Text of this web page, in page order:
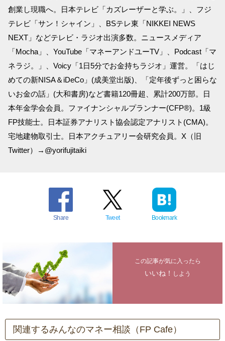
創業し現職へ。日本テレビ「カズレーザーと学ぶ。」、フジ
テレビ「サン！シャイン」、BSテレ東「NIKKEI NEWS
NEXT」などテレビ・ラジオ出演多数。ニュースメディア
「Mocha」、YouTube「マネーアンドユーTV」、Podcast「マ
ネラジ。」、Voicy「1日5分でお金持ちラジオ」運営。「はじ
めての新NISA＆iDeCo」(成美堂出版)、「定年後ずっと困らな
いお金の話」(大和書房)など書籍120冊超、累計200万部。日
本年金学会会員。ファイナンシャルプランナー(CFP®)。1級
FP技能士。日本証券アナリスト協会認定アナリスト(CMA)。
宅地建物取引士。日本アクチュアリー会研究会員。X（旧
Twitter）→@yorifujitaiki
Share Tweet Bookmark
この記事が気に入ったら
いいね！ しよう
関連するみんなのマネー相談（FP Cafe）